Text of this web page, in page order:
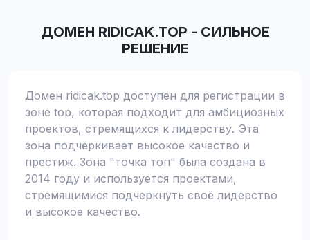
ДОМЕН RIDICAK.TOP - СИЛЬНОЕ
РЕШЕНИЕ
Домен ridicak.top доступен для регистрации в
зоне top, которая подходит для амбициозных
проектов, стремящихся к лидерству. Эта
зона подчёркивает высокое качество и
престиж. Зона "точка топ" была создана в
2014 году и используется проектами,
стремящимися подчеркнуть своё лидерство
и высокое качество.